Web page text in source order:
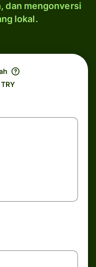
dan mengonversi
lokal.
TRY